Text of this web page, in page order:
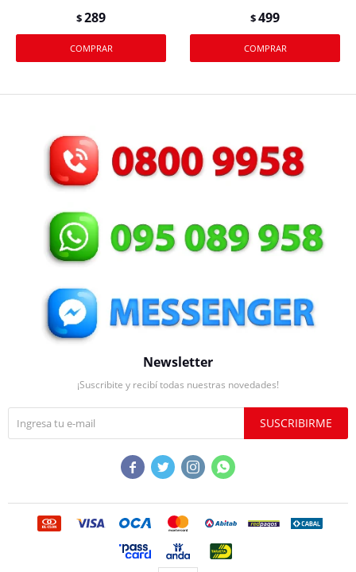
$289 $499
Newsletter
¡Suscribite y recibí todas nuestras novedades!
SUSCRIBIRME
   